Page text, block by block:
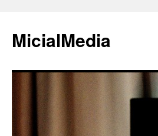
MicialMedia